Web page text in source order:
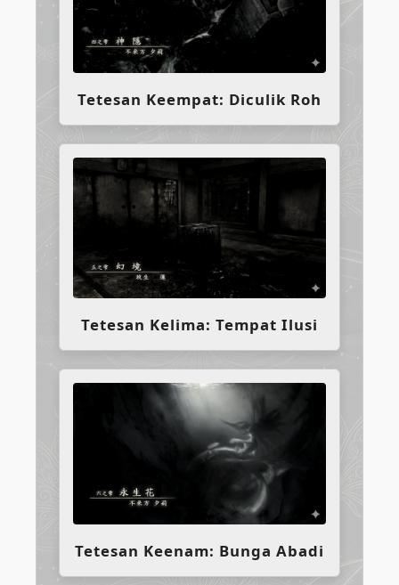
Tetesan Keempat: Diculik Roh
Tetesan Kelima: Tempat Ilusi
Tetesan Keenam: Bunga Abadi